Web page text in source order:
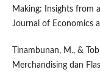
Making: Insights from
Journal of Economics
Tinambunan, M., &
Merchandising dan